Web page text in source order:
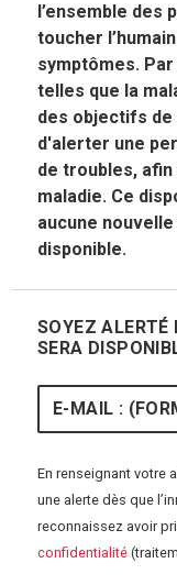
l’ensemble
toucher
symptômes.
telles que la
des objectifs
d'alerter une
de troubles,
maladie. Ce
aucune
disponible.
SOYEZ ALERTÉ
SERA
E-mail
En renseignant votre
une alerte dès que
reconnaissez avoir
confidentialité